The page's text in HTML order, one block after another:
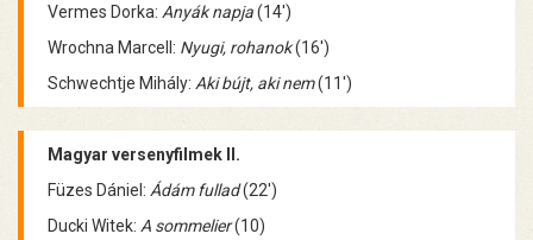
Vermes Dorka: Anyák napja(14')
Wrochna Marcell: Nyugi, rohanok(16')
Schwechtje Mihály: Aki bújt, aki nem(11')
Magyar versenyfilmek II.
Füzes Dániel: Ádám fullad(22')
Ducki Witek: A sommelier(10)